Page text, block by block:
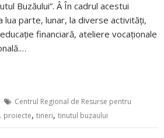
Buzăului”. Â În cadrul acestui
lua parte, lunar, la diverse activități,
financiară, ateliere vocaționale
Centrul Regional de Resurse pentru
, proiecte,tineri,tinutul buzaului